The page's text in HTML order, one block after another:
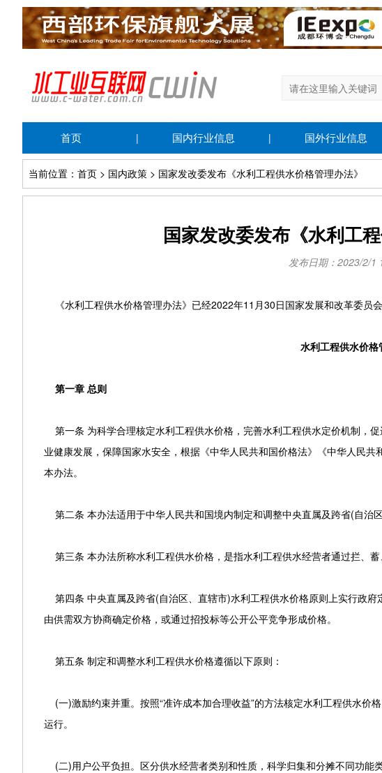
首页 | 国内行业信息 | 国外行业信息
当前位置：首页 > 国内政策 > 国家发改委发布《水利工程供水价格管理办法》
国家发改委发布《水利工
发布日期：2023/2/1
《水利工程供水价格管理办法》已经2022年11月30日国家发展和改革委员
水利工程供水价格
第一章 总则
第一条 为科学合理核定水利工程供水价格，完善水利工程供水定价机制，
业健康发展，保障国家水安全，根据《中华人民共和国价格法》《中华人民
本办法。
第二条 本办法适用于中华人民共和国境内制定和调整中央直属及跨省(自治
第三条 本办法所称水利工程供水价格，是指水利工程供水经营者通过拦、蓄
第四条 中央直属及跨省(自治区、直辖市)水利工程供水价格原则上实行政
由供需双方协商确定价格，或通过招投标等公开公平竞争形成价格。
第五条 制定和调整水利工程供水价格遵循以下原则：
(一)激励约束并重。按照“准许成本加合理收益”的方法核定水利工程供水价
运行。
(二)用户公平负担。区分供水经营者类别和性质，科学归集和分摊不同功能